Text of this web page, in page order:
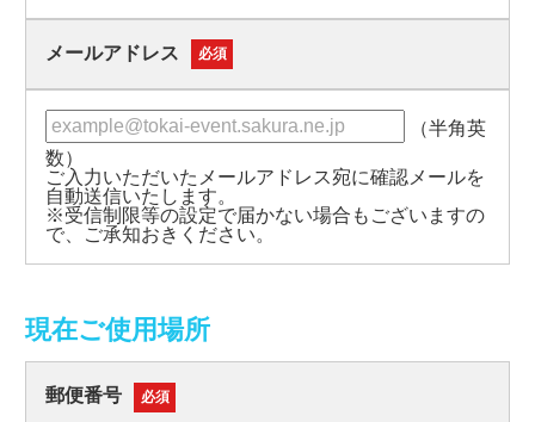
メールアドレス 必須
（半角英
数）
ご入力いただいたメールアドレス宛に確認メールを
自動送信いたします。
※受信制限等の設定で届かない場合もございますの
で、ご承知おきください。
現在ご使用場所
郵便番号 必須